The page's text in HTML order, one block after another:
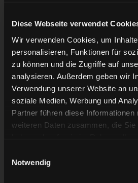
Diese Webseite verwendet
Wir verwenden Cookies, um
personalisieren, Funktionen für
zu können und die Zugriffe auf
analysieren. Außerdem geben wir
Verwendung unserer Website an
soziale Medien, Werbung und
Partner führen diese
weiteren Daten zusammen, die Sie
Notwendig